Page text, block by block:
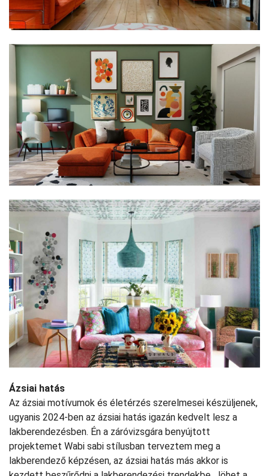
Ázsiai hatás
Az ázsiai motívumok és életérzés szerelmesei készüljenek,
ugyanis 2024-ben az ázsiai hatás igazán kedvelt lesz a
lakberendezésben. Én a záróvizsgára benyújtott
projektemet Wabi sabi stílusban terveztem meg a
lakberendező képzésen, az ázsiai hatás más akkor is